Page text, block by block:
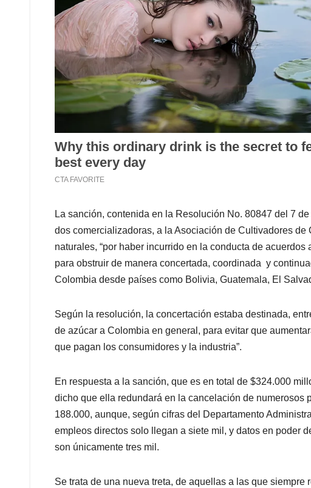
La sanción, contenida en la Resolución No. 80847 del 7
dos comercializadoras, a la Asociación de Cultivadores de
naturales, “por haber incurrido en la conducta de
para obstruir de manera concertada, coordinada y
Colombia desde países como Bolivia, Guatemala, El
Según la resolución, la concertación estaba destinada,
de azúcar a Colombia en general, para evitar que
que pagan los consumidores y la industria”.
En respuesta a la sanción, que es en total de $324.000
dicho que ella redundará en la cancelación de numerosos
188.000, aunque, según cifras del Departamento
empleos directos solo llegan a siete mil, y datos en poder
son únicamente tres mil.
Se trata de una nueva treta, de aquellas a las que